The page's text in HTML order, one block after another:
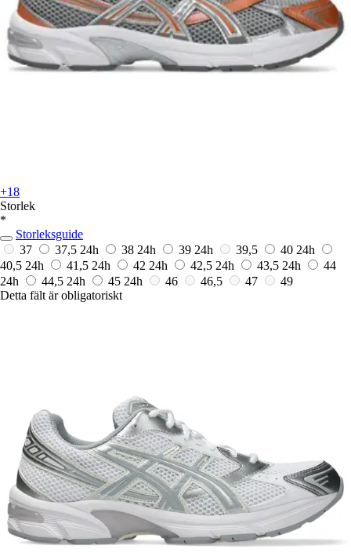
+18
Storlek
*
Storleksguide
37
37,5 24h 38 24h 39 24h 39,5 40 24h
40,5 24h 41,5 24h 42 24h 42,5 24h 43,5 24h
44
24h
44,5 24h 45 24h 46 46,5 47
49
Detta fält är obligatoriskt